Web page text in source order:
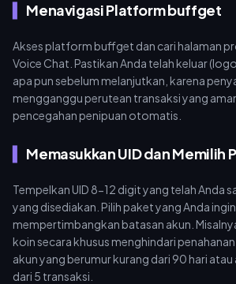
Menavigasi Platform buffget
Akses platform buffget dan cari halaman
Voice Chat. Pastikan Anda telah keluar
apa pun sebelum melanjutkan, karena
mengganggu perutean transaksi yang
pencegahan penipuan otomatis.
Memasukkan UID dan Memilih
Tempelkan UID 8-12 digit yang telah Anda
yang disediakan. Pilih paket yang Anda
mempertimbangkan batasan akun.
koin secara khusus menghindari
akun yang berumur kurang dari 90 hari
dari 5 transaksi.